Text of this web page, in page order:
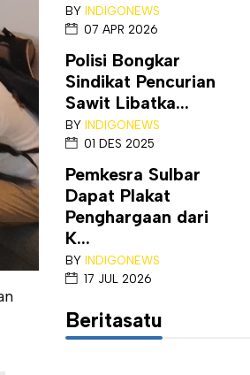
BY INDIGONEWS
07 APR 2026
Polisi Bongkar
Sindikat Pencurian
Sawit Libatka...
BY INDIGONEWS
01 DES 2025
Pemkesra Sulbar
Dapat Plakat
Penghargaan dari
K...
BY INDIGONEWS
17 JUL 2026
Beritasatu